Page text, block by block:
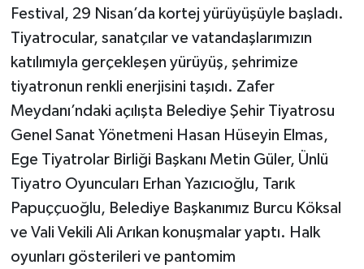
Festival, 29 Nisan’da kortej yürüyüşüyle başladı.
Tiyatrocular, sanatçılar ve vatandaşlarımızın
katılımıyla gerçekleşen yürüyüş, şehrimize
tiyatronun renkli enerjisini taşıdı. Zafer
Meydanı’ndaki açılışta Belediye Şehir Tiyatrosu
Genel Sanat Yönetmeni Hasan Hüseyin Elmas,
Ege Tiyatrolar Birliği Başkanı Metin Güler, Ünlü
Tiyatro Oyuncuları Erhan Yazıcıoğlu, Tarık
Papuççuoğlu, Belediye Başkanımız Burcu Köksal
ve Vali Vekili Ali Arıkan konuşmalar yaptı. Halk
oyunları gösterileri ve pantomim